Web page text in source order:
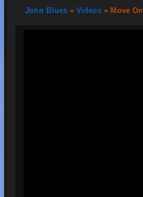
John Blues » Videos » Move On